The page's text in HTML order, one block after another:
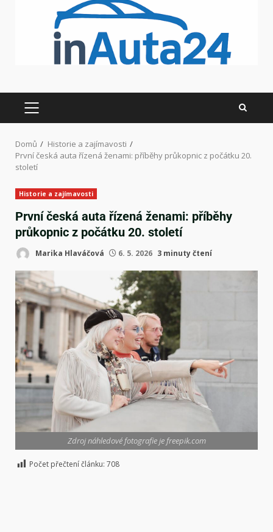
Domů
Historie a zajímavosti
První česká auta řízená ženami: příběhy průkopnic z počátku 20.
století
Historie a zajímavosti
První česká auta řízená ženami: příběhy
průkopnic z počátku 20. století
Marika Hlaváčová 6. 5. 2026 3 minuty čtení
Zdroj náhledové fotografie je freepik.com
Počet přečtení článku: 708